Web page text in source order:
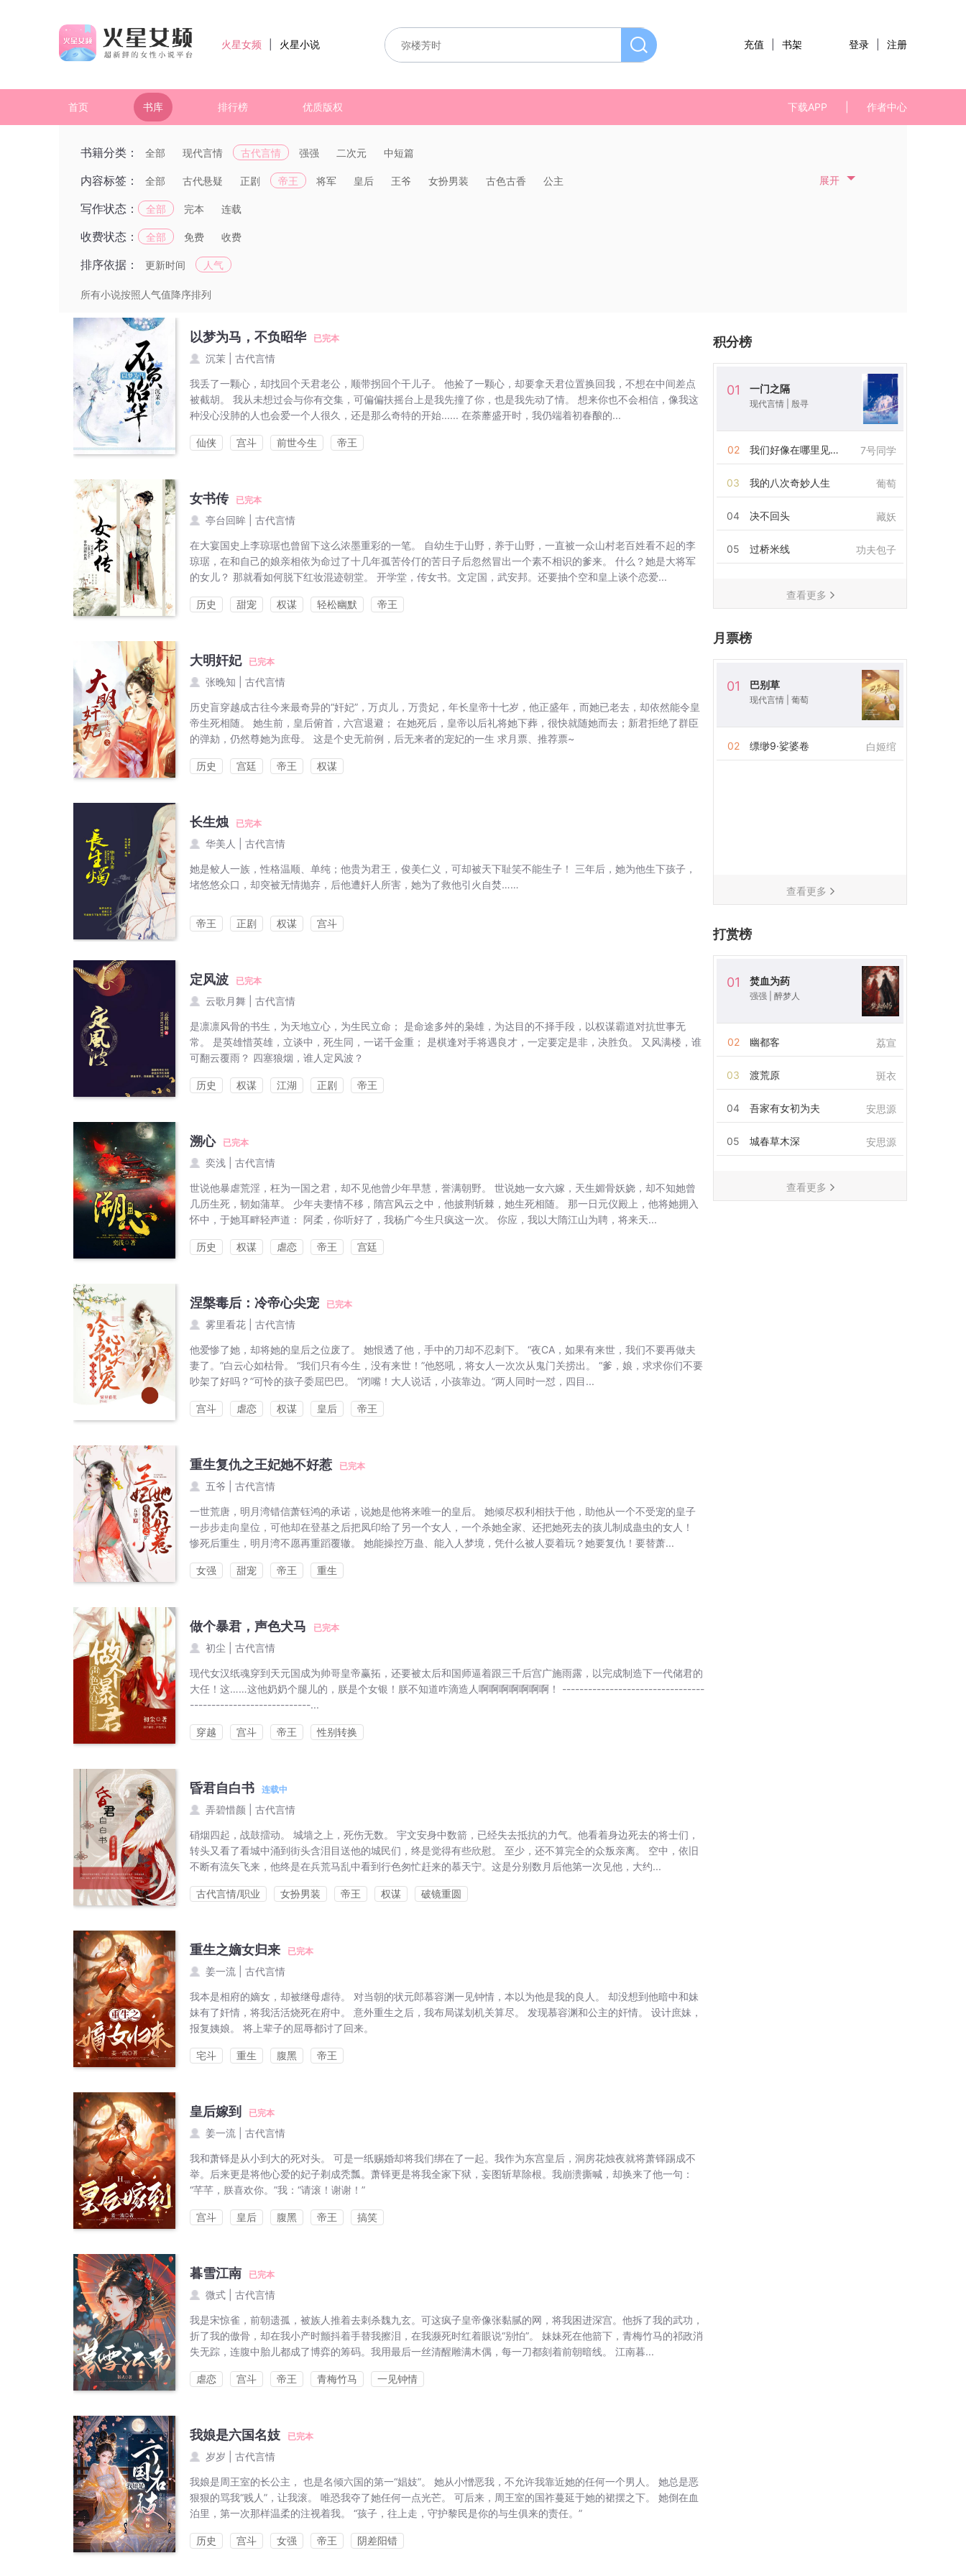
火星小说
火星女频 注册
登录
书架
充值
首页 书库 排行榜 优质版权 下载APP 作者中心
书籍分类： 全部 现代言情 古代言情 强强 二次元 中短篇
内容标签： 全部 古代悬疑 正剧 帝王 将军 皇后 王爷 女扮男装 古色古香 公主 展开
写作状态： 全部 完本 连载
收费状态： 全部 免费 收费
排序依据： 更新时间 人气
所有小说按照人气值降序排列
以梦为马，不负昭华 已完本
沉茉 古代言情
我丢了一颗心，却找回个天君老公，顺带拐回个干儿子。 他捡了一颗心，却要拿天君位置换回我，不想在中间差点
被截胡。 我从未想过会与你有交集，可偏偏扶摇台上是我先撞了你，也是我先动了情。 想来你也不会相信，像我这
种没心没肺的人也会爱一个人很久，还是那么奇特的开始...... 在荼蘼盛开时，我仍端着初春酿的...
仙侠 宫斗 前世今生 帝王
女书传 已完本
亭台回眸 古代言情
在大宴国史上李琼琚也曾留下这么浓墨重彩的一笔。 自幼生于山野，养于山野，一直被一众山村老百姓看不起的李
琼琚，在和自己的娘亲相依为命过了十几年孤苦伶仃的苦日子后忽然冒出一个素不相识的爹来。 什么？她是大将军
的女儿？ 那就看如何脱下红妆混迹朝堂。 开学堂，传女书。文定国，武安邦。还要抽个空和皇上谈个恋爱...
历史 甜宠 权谋 轻松幽默 帝王
大明奸妃 已完本
张晚知 古代言情
历史盲穿越成古往今来最奇异的“奸妃”，万贞儿，万贵妃，年长皇帝十七岁，他正盛年，而她已老去，却依然能令皇
帝生死相随。 她生前，皇后俯首，六宫退避； 在她死后，皇帝以后礼将她下葬，很快就随她而去；新君拒绝了群臣
的弹劾，仍然尊她为庶母。 这是个史无前例，后无来者的宠妃的一生 求月票、推荐票~
历史 宫廷 帝王 权谋
长生烛 已完本
华美人 古代言情
她是鲛人一族，性格温顺、单纯；他贵为君王，俊美仁义，可却被天下耻笑不能生子！ 三年后，她为他生下孩子，
堵悠悠众口，却突被无情抛弃，后他遭奸人所害，她为了救他引火自焚……
帝王 正剧 权谋 宫斗
定风波 已完本
云歌月舞 古代言情
是凛凛风骨的书生，为天地立心，为生民立命； 是命途多舛的枭雄，为达目的不择手段，以权谋霸道对抗世事无
常。 是英雄惜英雄，立谈中，死生同，一诺千金重； 是棋逢对手将遇良才，一定要定是非，决胜负。 又风满楼，谁
可翻云覆雨？ 四塞狼烟，谁人定风波？
历史 权谋 江湖 正剧 帝王
溯心 已完本
奕浅 古代言情
世说他暴虐荒淫，枉为一国之君，却不见他曾少年早慧，誉满朝野。 世说她一女六嫁，天生媚骨妖娆，却不知她曾
几历生死，韧如蒲草。 少年夫妻情不移，隋宫风云之中，他披荆斩棘，她生死相随。 那一日元仪殿上，他将她拥入
怀中，于她耳畔轻声道： 阿柔，你听好了，我杨广今生只疯这一次。 你应，我以大隋江山为聘，将来天...
历史 权谋 虐恋 帝王 宫廷
涅槃毒后：冷帝心尖宠 已完本
雾里看花 古代言情
他爱惨了她，却将她的皇后之位废了。 她恨透了他，手中的刀却不忍刺下。 “夜CA，如果有来世，我们不要再做夫
妻了。”白云心如枯骨。 “我们只有今生，没有来世！”他怒吼，将女人一次次从鬼门关捞出。 “爹，娘，求求你们不要
吵架了好吗？”可怜的孩子委屈巴巴。 “闭嘴！大人说话，小孩靠边。”两人同时一怼，四目...
宫斗 虐恋 权谋 皇后 帝王
重生复仇之王妃她不好惹 已完本
五爷 古代言情
一世荒唐，明月湾错信萧钰鸿的承诺，说她是他将来唯一的皇后。 她倾尽权利相扶于他，助他从一个不受宠的皇子
一步步走向皇位，可他却在登基之后把凤印给了另一个女人，一个杀她全家、还把她死去的孩儿制成蛊虫的女人！
惨死后重生，明月湾不愿再重蹈覆辙。 她能操控万蛊、能入人梦境，凭什么被人耍着玩？她要复仇！要替萧...
女强 甜宠 帝王 重生
做个暴君，声色犬马 已完本
初尘 古代言情
现代女汉纸魂穿到天元国成为帅哥皇帝赢拓，还要被太后和国师逼着跟三千后宫广施雨露，以完成制造下一代储君的
大任！这……这他奶奶个腿儿的，朕是个女银！朕不知道咋滴造人啊啊啊啊啊啊啊！ ---------------------------------
----------------------------...
穿越 宫斗 帝王 性别转换
昏君自白书 连载中
弄碧惜颜 古代言情
硝烟四起，战鼓擂动。 城墙之上，死伤无数。 宇文安身中数箭，已经失去抵抗的力气。他看着身边死去的将士们，
转头又看了看城中涌到街头含泪目送他的城民们，终是觉得有些欣慰。 至少，还不算完全的众叛亲离。 空中，依旧
不断有流矢飞来，他终是在兵荒马乱中看到行色匆忙赶来的慕天宁。这是分别数月后他第一次见他，大约...
古代言情/职业 女扮男装 帝王 权谋 破镜重圆
重生之嫡女归来 已完本
姜一流 古代言情
我本是相府的嫡女，却被继母虐待。 对当朝的状元郎慕容渊一见钟情，本以为他是我的良人。 却没想到他暗中和妹
妹有了奸情，将我活活烧死在府中。 意外重生之后，我布局谋划机关算尽。 发现慕容渊和公主的奸情。 设计庶妹，
报复姨娘。 将上辈子的屈辱都讨了回来。
宅斗 重生 腹黑 帝王
皇后嫁到 已完本
姜一流 古代言情
我和萧铎是从小到大的死对头。 可是一纸赐婚却将我们绑在了一起。我作为东宫皇后，洞房花烛夜就将萧铎踢成不
举。后来更是将他心爱的妃子剃成秃瓢。萧铎更是将我全家下狱，妄图斩草除根。我崩溃撕喊，却换来了他一句：
“芊芊，朕喜欢你。”我：“请滚！谢谢！”
宫斗 皇后 腹黑 帝王 搞笑
暮雪江南 已完本
微式 古代言情
我是宋惊雀，前朝遗孤，被族人推着去刺杀魏九玄。可这疯子皇帝像张黏腻的网，将我困进深宫。他拆了我的武功，
折了我的傲骨，却在我小产时颤抖着手替我擦泪，在我濒死时红着眼说“别怕”。 妹妹死在他箭下，青梅竹马的祁政消
失无踪，连腹中胎儿都成了博弈的筹码。我用最后一丝清醒雕满木偶，每一刀都刻着前朝暗线。 江南暮...
虐恋 宫斗 帝王 青梅竹马 一见钟情
我娘是六国名妓 已完本
岁岁 古代言情
我娘是周王室的长公主， 也是名倾六国的第一“娼妓”。 她从小憎恶我，不允许我靠近她的任何一个男人。 她总是恶
狠狠的骂我“贱人”，让我滚。 唯恐我夺了她任何一点光芒。 可后来，周王室的国祚蔓延于她的裙摆之下。 她倒在血
泊里，第一次那样温柔的注视着我。 “孩子，往上走，守护黎民是你的与生俱来的责任。”
历史 宫斗 女强 帝王 阴差阳错
积分榜
01 一门之隔
现代言情 殷寻
02 我们好像在哪里见过 7号同学
03 我的八次奇妙人生 葡萄
04 决不回头 藏妖
05 过桥米线 功夫包子
查看更多
月票榜
01 巴别草
现代言情 葡萄
02 缥缈9·娑婆卷 白姬绾
查看更多
打赏榜
01 焚血为药
强强 醉梦人
02 幽都客 荔宣
03 渡荒原 斑衣
04 吾家有女初为夫 安思源
05 城春草木深 安思源
查看更多